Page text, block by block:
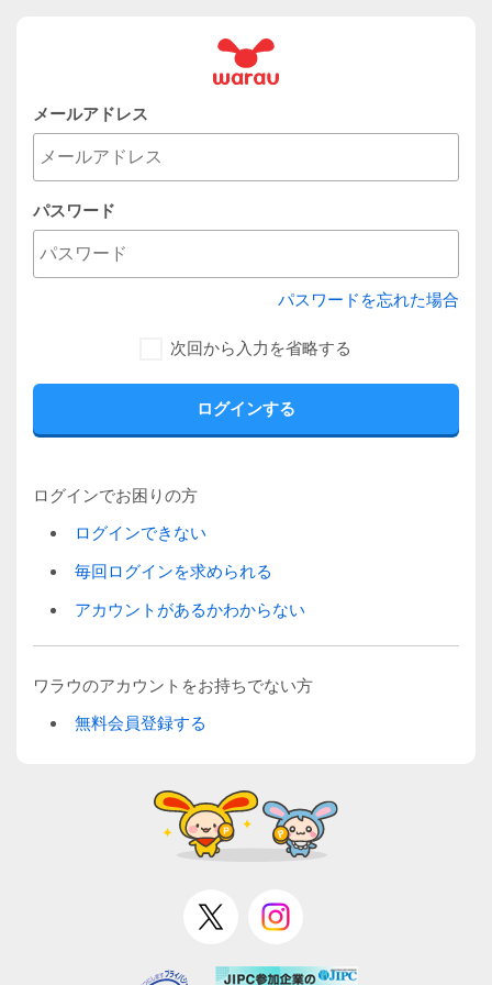
メールアドレス
パスワード
パスワードを忘れた場合
次回から入力を省略する
ログインでお困りの方
ログインできない
毎回ログインを求められる
アカウントがあるかわからない
ワラウのアカウントをお持ちでない方
無料会員登録する